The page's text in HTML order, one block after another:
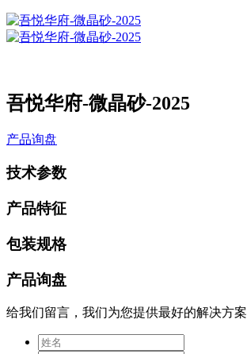
吾悦华府-微晶砂-2025
产品询盘
技术参数
产品特征
包装规格
产品询盘
给我们留言，我们为您提供最好的解决方案